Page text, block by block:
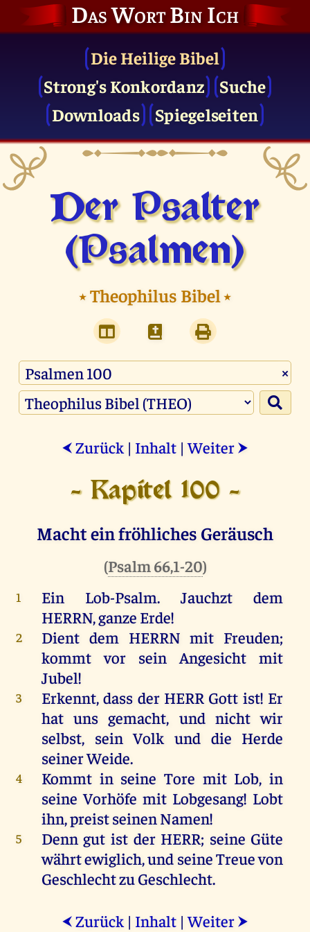
Das Wort Bin Ich
Die Heilige Bibel
Strong's Konkordanz
Suche
Downloads
Spiegelseiten
Der Psalter
(Psalmen)
⭑Theophilus Bibel⭑
×
⮜ Zurück | Inhalt |Weiter ⮞
- Kapitel 100 -
Macht ein fröhliches Geräusch
(Psalm 66,1-20)
1 EinLob-Psalm.Jauchzt
dem
HERRN,ganze Erde!
2 Dient dem HERRN mit Freuden;
kommt
vor sein Angesicht
mit
Jubel!
3 Erkennt, dass der HERR Gott ist! Er
hat uns gemacht, und nicht wir
selbst, sein Volk und die Herde
seinerWeide.
4 Kommt in seine Tore mit Lob,in
seine Vorhöfe mit Lobgesang! Lobt
ihn, preistseinenNamen!
5 Denn gut ist der HERR; seine Güte
währtewiglich,und seineTreuevon
GeschlechtzuGeschlecht.
⮜ Zurück | Inhalt |Weiter ⮞